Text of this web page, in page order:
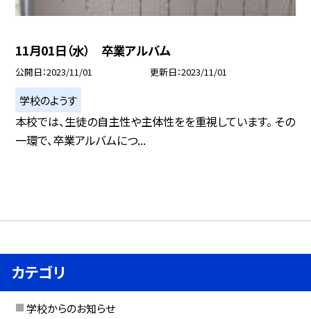
11月01日（水） 卒業アルバム
公開日 2023/11/01 更新日 2023/11/01
学校のようす
本校では、生徒の自主性や主体性をを重視しています。 その
一環で、卒業アルバムにつ...
カテゴリ
学校からのお知らせ